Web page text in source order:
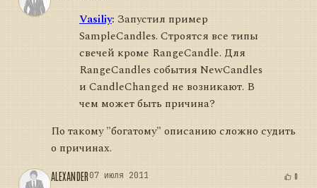
Vasiliy: Запустил пример
SampleCandles. Строятся все типы
свечей кроме RangeCandle. Для
RangeCandles события NewCandles
и CandleChanged не возникают. В
чем может быть причина?
По такому "богатому" описанию сложно судить
о причинах.
ALEXANDER07 июля 2011 0